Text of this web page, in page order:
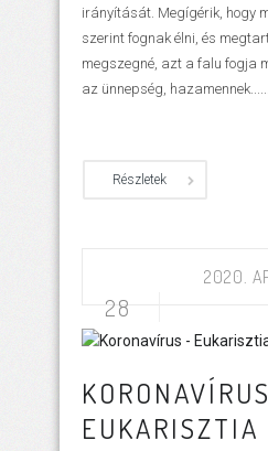
irányítását. Megígérik, hogy
szerint fognak élni, és
megszegné, azt a falu fogja
az ünnepség, hazamennek......
Részletek
2020.
28
EUKARISZTIA